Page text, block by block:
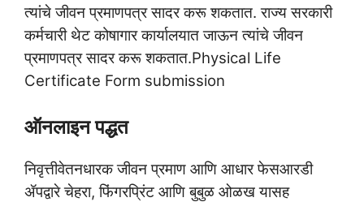
त्यांचे जीवन प्रमाणपत्र सादर करू शकतात. राज्य सरकारी
कर्मचारी थेट कोषागार कार्यालयात जाऊन त्यांचे जीवन
प्रमाणपत्र सादर करू शकतात.Physical Life
Certificate Form submission
ऑनलाइन पद्धत
निवृत्तीवेतनधारक जीवन प्रमाण आणि आधार फेसआरडी
ॲपद्वारे चेहरा, फिंगरप्रिंट आणि बुबुळ ओळख यासह